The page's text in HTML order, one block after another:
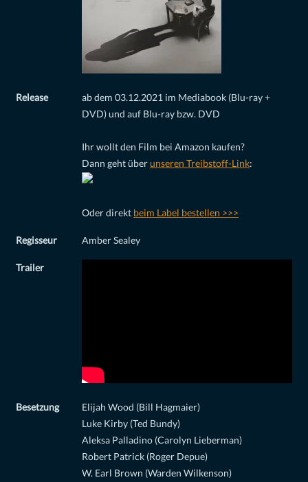
Release
ab dem 03.12.2021 im Mediabook (Blu-ray +
DVD) und auf Blu-ray bzw. DVD
Ihr wollt den Film bei Amazon kaufen?
Dann geht überunseren Treibstoff-Link:
Oder direkt beim Label bestellen >>>
Regisseur Amber Sealey
Trailer
Besetzung
Elijah Wood (Bill Hagmaier)
Luke Kirby (Ted Bundy)
Aleksa Palladino (Carolyn Lieberman)
Robert Patrick (Roger Depue)
W. Earl Brown (Warden Wilkenson)